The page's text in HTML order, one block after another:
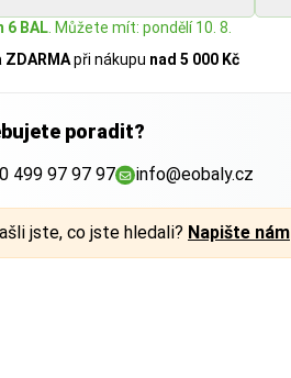
6 BAL . Můžete mít: pondělí 10. 8.
ZDARMApři nákupu nad 5 000 Kč
poradit?
499 97 97 97 info@eobaly.cz
jste, co jste hledali? Napište nám